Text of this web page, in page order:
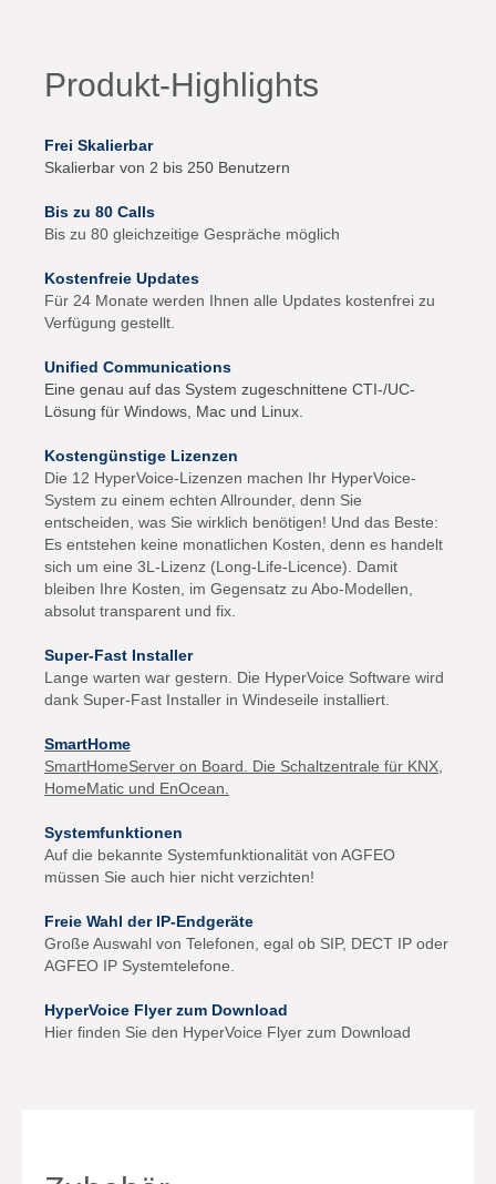
Produkt-Highlights
Frei Skalierbar
Skalierbar von 2 bis 250 Benutzern
Bis zu 80 Calls
Bis zu 80 gleichzeitige Gespräche möglich
Kostenfreie Updates
Für 24 Monate werden Ihnen alle Updates kostenfrei zu
Verfügung gestellt.
Unified Communications
Eine genau auf das System zugeschnittene CTI-/UC-
Lösung für Windows, Mac und Linux.
Kostengünstige Lizenzen
Die 12 HyperVoice-Lizenzen machen Ihr HyperVoice-
System zu einem echten Allrounder, denn Sie
entscheiden, was Sie wirklich benötigen! Und das Beste:
Es entstehen keine monatlichen Kosten, denn es handelt
sich um eine 3L-Lizenz (Long-Life-Licence). Damit
bleiben Ihre Kosten, im Gegensatz zu Abo-Modellen,
absolut transparent und fix.
Super-Fast Installer
Lange warten war gestern. Die HyperVoice Software wird
dank Super-Fast Installer in Windeseile installiert.
SmartHome
SmartHomeServer on Board. Die Schaltzentrale für KNX,
HomeMatic und EnOcean.
Systemfunktionen
Auf die bekannte Systemfunktionalität von AGFEO
müssen Sie auch hier nicht verzichten!
Freie Wahl der IP-Endgeräte
Große Auswahl von Telefonen, egal ob SIP, DECT IP oder
AGFEO IP Systemtelefone.
HyperVoice Flyer zum Download
Hier finden Sie den HyperVoice Flyer zum Download